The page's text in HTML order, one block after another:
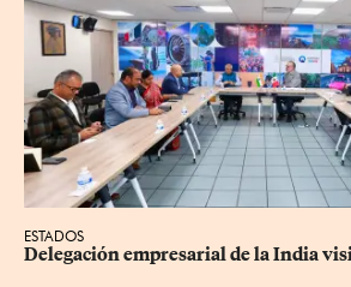
ESTADOS
Delegación empresarial de la India